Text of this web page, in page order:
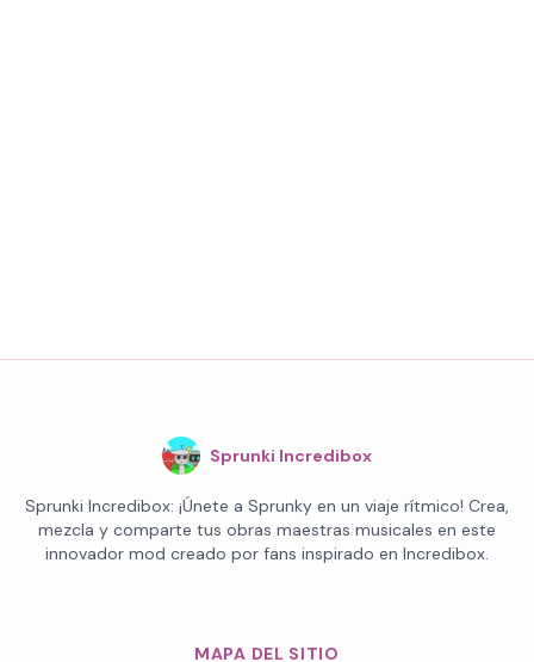
Sprunki Incredibox
Sprunki Incredibox: ¡Únete a Sprunky en un viaje rítmico! Crea,
mezcla y comparte tus obras maestras musicales en este
innovador mod creado por fans inspirado en Incredibox.
MAPA DEL SITIO